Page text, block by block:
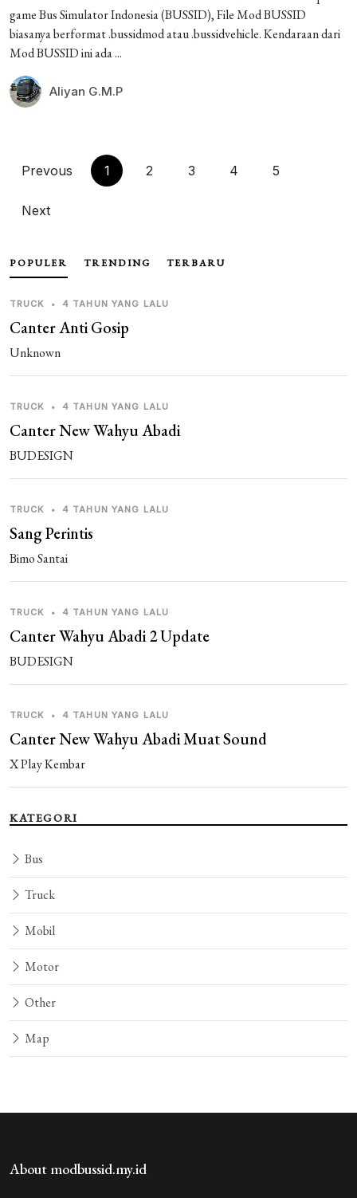
game Bus Simulator Indonesia (BUSSID), File Mod BUSSID
biasanya berformat .bussidmod atau .bussidvehicle. Kendaraan dari
Mod BUSSID ini ada ...
Aliyan G.M.P
Prevous 1 2 3 4 5
Next
POPULER TRENDING TERBARU
TRUCK • 4 TAHUN YANG LALU
Canter Anti Gosip
Unknown
TRUCK • 4 TAHUN YANG LALU
Canter New Wahyu Abadi
BUDESIGN
TRUCK • 4 TAHUN YANG LALU
Sang Perintis
Bimo Santai
TRUCK • 4 TAHUN YANG LALU
Canter Wahyu Abadi 2 Update
BUDESIGN
TRUCK • 4 TAHUN YANG LALU
Canter New Wahyu Abadi Muat Sound
X Play Kembar
KATEGORI
Bus
Truck
Mobil
Motor
Other
Map
About modbussid.my.id